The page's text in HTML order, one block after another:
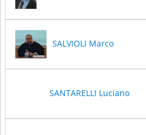
SALVIOLI Marco
SANTARELLI Luciano